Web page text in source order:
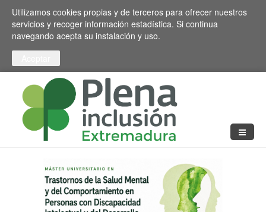
Pasar al contenido principal
Toggle high contrast
Utilizamos cookies propias y de terceros para ofrecer nuestros
servicios y recoger información estadística. Si continua
navegando acepta su instalación y uso.